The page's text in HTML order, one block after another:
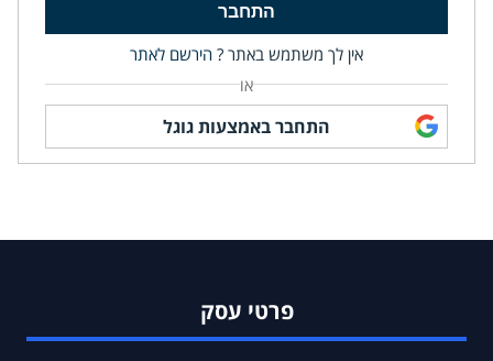
התחבר
אין לך משתמש באתר ? הירשם לאתר
או
התחבר באמצעות גוגל
פרטי עסק